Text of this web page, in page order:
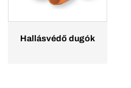
Hallásvédő dugók